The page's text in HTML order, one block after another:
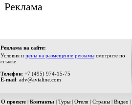
Реклама
Реклама на сайте:
Условия и цены на размещение рекламы смотрите по
ссылке.
Телефон: +7 (495) 974-15-75
E-mail: adv@avialine.com
О проекте | Контакты | Туры | Отели | Страны | Видео |